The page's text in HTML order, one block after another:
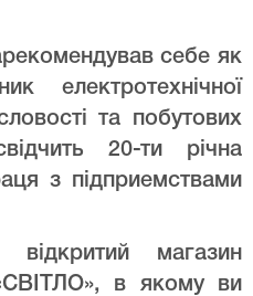
себе як
електротехнічної
та побутових
20-ти річна
з підприемствами
магазин
«СВІТЛО», в якому ви